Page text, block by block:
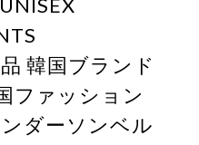
韓国ブランド
ファッション
ダーソンベル